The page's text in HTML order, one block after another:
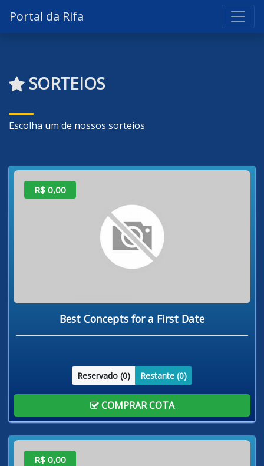
Portal da Rifa
SORTEIOS
Escolha um de nossos sorteios
R$ 0,00
Best Concepts for a First Date
Reservado (0) Restante (0)
COMPRAR COTA
R$ 0,00